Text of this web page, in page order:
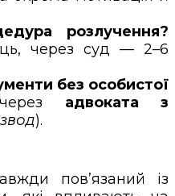
розлучення?
через суд — 2–6
без особистої
адвоката з
).
пов’язаний із